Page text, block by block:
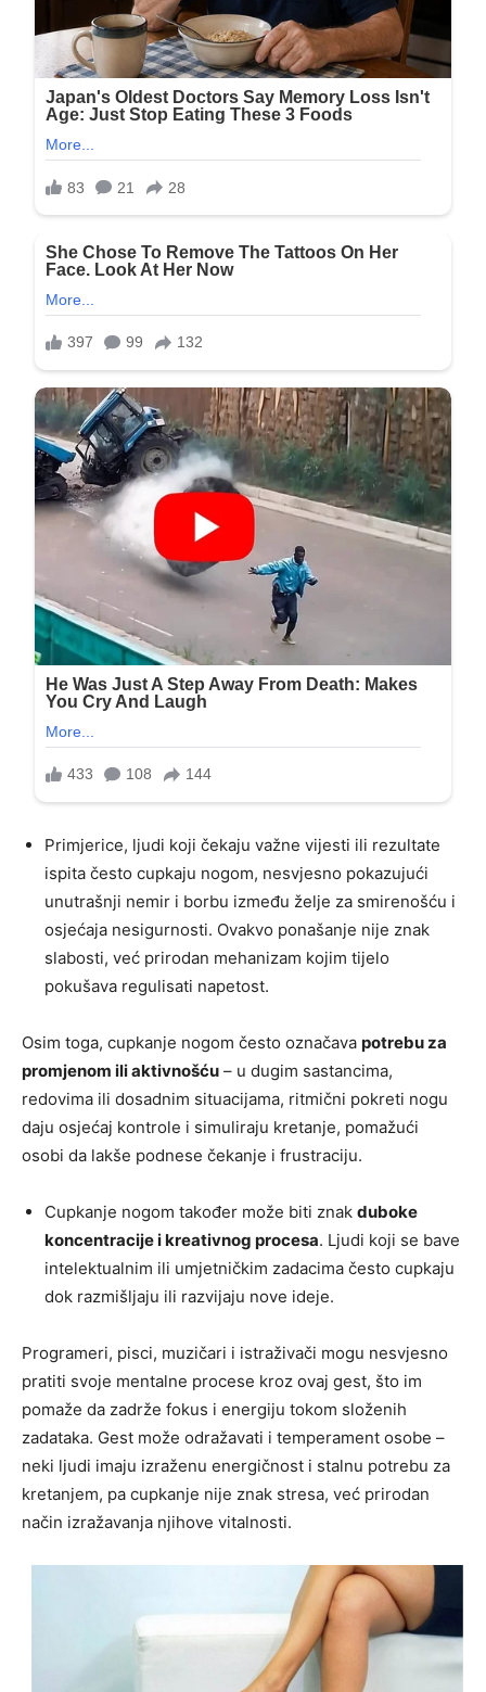
Primjerice, ljudi koji čekaju važne vijesti ili rezultate
ispita često cupkaju nogom, nesvjesno pokazujući
unutrašnji nemir i borbu između želje za smirenošću i
osjećaja nesigurnosti. Ovakvo ponašanje nije znak
slabosti, već prirodan mehanizam kojim tijelo
pokušava regulisati napetost.
Osim toga, cupkanje nogom često označava potrebu za
promjenom ili aktivnošću – u dugim sastancima,
redovima ili dosadnim situacijama, ritmični pokreti nogu
daju osjećaj kontrole i simuliraju kretanje, pomažući
osobi da lakše podnese čekanje i frustraciju.
Cupkanje nogom također može biti znak duboke
koncentracije i kreativnog procesa. Ljudi koji se bave
intelektualnim ili umjetničkim zadacima često cupkaju
dok razmišljaju ili razvijaju nove ideje.
Programeri, pisci, muzičari i istraživači mogu nesvjesno
pratiti svoje mentalne procese kroz ovaj gest, što im
pomaže da zadrže fokus i energiju tokom složenih
zadataka. Gest može odražavati i temperament osobe –
neki ljudi imaju izraženu energičnost i stalnu potrebu za
kretanjem, pa cupkanje nije znak stresa, već prirodan
način izražavanja njihove vitalnosti.